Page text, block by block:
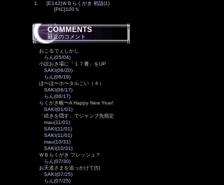
1. [E142]ＷＢらくがき 初詣(1)
[PIC]100％
COMMENTS
最近のコメント
おこるでぇしかし
らん(05/04)
小説おき場に「１７番」をUP
SAKI(06/20)
らん(06/19)
ほ〜ほ〜ホ〜タルこい（４）
SAKI(06/17)
らん(06/17)
らくがき帳〜A Happy New Year!
SAKI(01/01)
「続きを隠す」でジャンプ先指定
mau(11/01)
SAKI(11/01)
SAKI(11/01)
mau(10/31)
SAKI(10/31)
ＷＢらくがき フレッシュ？
らん(07/30)
お天道さまを追っかけて(5)
SAKI(07/25)
らん(07/25)